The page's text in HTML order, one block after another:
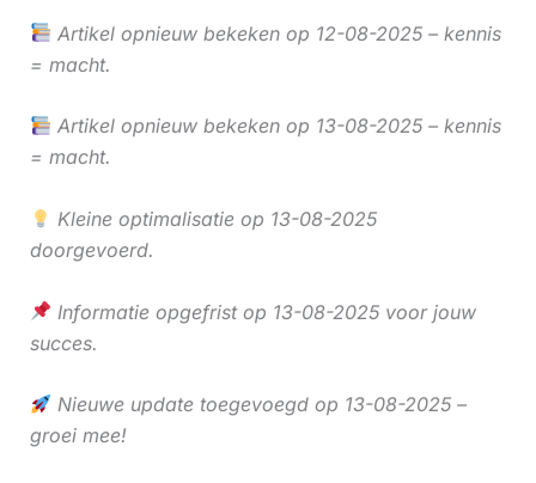
Artikel opnieuw bekeken op 12-08-2025 – kennis
= macht.
Artikel opnieuw bekeken op 13-08-2025 – kennis
= macht.
Kleine optimalisatie op 13-08-2025
doorgevoerd.
Informatie opgefrist op 13-08-2025 voor jouw
succes.
Nieuwe update toegevoegd op 13-08-2025 –
groei mee!